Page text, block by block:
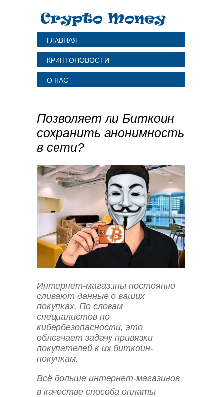
ГЛАВНАЯ
КРИПТОНОВОСТИ
О НАС
Позволяет ли Биткоин
сохранить анонимность
в сети?
Интернет-магазины постоянно
сливают данные о ваших
покупках. По словам
специалистов по
кибербезопасности, это
облегчает задачу привязки
покупателей к их биткоин-
покупкам.
Всё больше интернет-магазинов
в качестве способа оплаты